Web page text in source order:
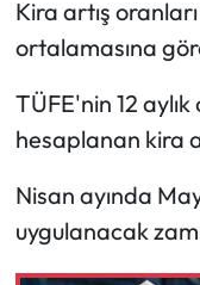
Kira artış
ortalamasına
TÜFE'nin 12
hesaplanan kira
Nisan ayında
uygulanacak